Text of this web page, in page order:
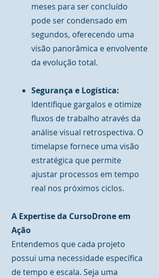
meses para ser concluído
pode ser condensado em
segundos, oferecendo uma
visão panorâmica e envolvente
da evolução total.
Segurança e Logística:
Identifique gargalos e otimize
fluxos de trabalho através da
análise visual retrospectiva. O
timelapse fornece uma visão
estratégica que permite
ajustar processos em tempo
real nos próximos ciclos.
A Expertise da CursoDrone em
Ação
Entendemos que cada projeto
possui uma necessidade específica
de tempo e escala. Seja uma